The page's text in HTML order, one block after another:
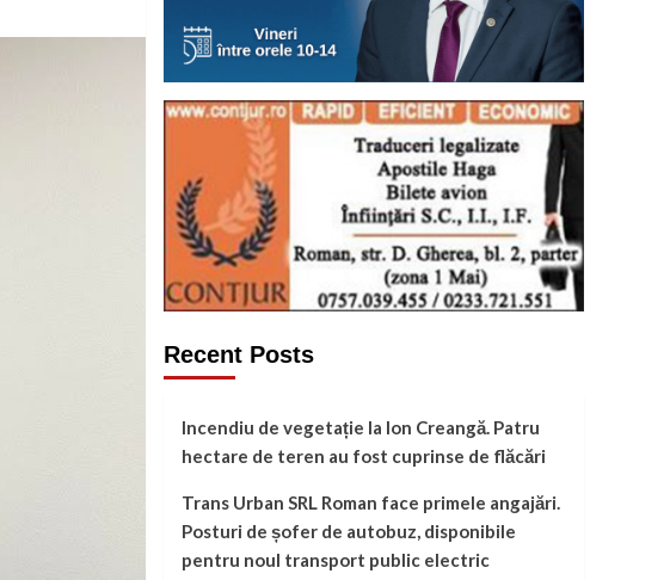
Recent Posts
Incendiu de vegetație la Ion Creangă. Patru
hectare de teren au fost cuprinse de flăcări
Trans Urban SRL Roman face primele angajări.
Posturi de șofer de autobuz, disponibile
pentru noul transport public electric